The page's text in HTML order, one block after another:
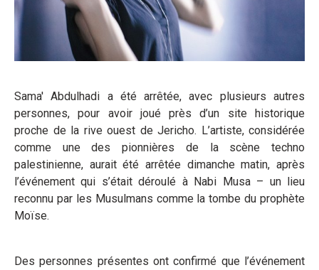
Sama' Abdulhadi a été arrêtée, avec plusieurs autres
personnes, pour avoir joué près d’un site historique
proche de la rive ouest de Jericho. L’artiste, considérée
comme une des pionnières de la scène techno
palestinienne, aurait été arrêtée dimanche matin, après
l’événement qui s’était déroulé à Nabi Musa – un lieu
reconnu par les Musulmans comme la tombe du prophète
Moïse.
Des personnes présentes ont confirmé que l’événement